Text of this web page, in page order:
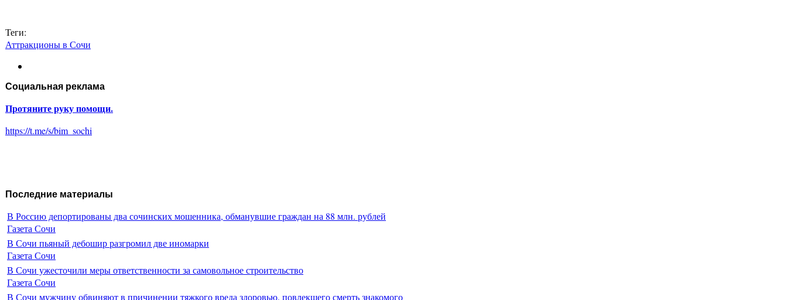
Теги:
Аттракционы в Сочи
Социальная реклама
Протяните руку помощи.
https://t.me/s/bim_sochi
Последние материалы
В Россию депортированы два сочинских мошенника, обманувшие граждан на 88 млн. рублей
Газета Сочи
В Сочи пьяный дебошир разгромил две иномарки
Газета Сочи
В Сочи ужесточили меры ответственности за самовольное строительство
Газета Сочи
В Сочи мужчину обвиняют в причинении тяжкого вреда здоровью, повлекшего смерть знакомого